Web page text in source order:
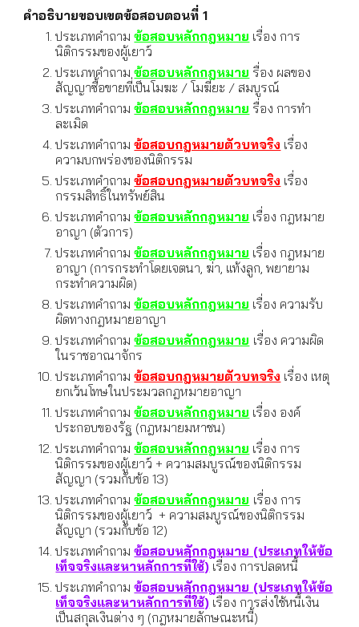
คำอธิบายขอบเขตข้อสอบตอนที่ 1
ประเภทคำถามข้อสอบหลักกฎหมาย เรื่อง การ
นิติกรรมของผู้เยาว์
ประเภทคำถามข้อสอบหลักกฎหมาย รื่อง ผลของ
สัญญาซื้อขายที่เป็นโมฆะ / โมฆียะ / สมบูรณ์
ประเภทคำถามข้อสอบหลักกฎหมาย รื่อง การทำ
ละเมิด
ประเภทคำถามข้อสอบกฎหมายตัวบทจริง เรื่อง
ความบกพร่องของนิติกรรม
ประเภทคำถามข้อสอบกฎหมายตัวบทจริง เรื่อง
กรรมสิทธิ์ในทรัพย์สิน
ประเภทคำถามข้อสอบหลักกฎหมาย เรื่อง กฎหมาย
อาญา (ตัวการ)
ประเภทคำถามข้อสอบหลักกฎหมาย เรื่อง กฎหมาย
อาญา (การกระทำโดยเจตนา, ฆ่า, แท้งลูก, พยายาม
กระทำความผิด)
ประเภทคำถามข้อสอบหลักกฎหมาย เรื่อง ความรับ
ผิดทางกฎหมายอาญา
ประเภทคำถามข้อสอบหลักกฎหมาย เรื่อง ความผิด
ในราชอาณาจักร
ประเภทคำถามข้อสอบกฎหมายตัวบทจริง เรื่อง เหตุ
ยกเว้นโทษในประมวลกฎหมายอาญา
ประเภทคำถามข้อสอบหลักกฎหมาย เรื่อง องค์
ประกอบของรัฐ (กฎหมายมหาชน)
ประเภทคำถามข้อสอบหลักกฎหมาย เรื่อง การ
นิติกรรมของผู้เยาว์ + ความสมบูรณ์ของนิติกรรม
สัญญา (รวมกับข้อ 13)
ประเภทคำถามข้อสอบหลักกฎหมาย เรื่อง การ
นิติกรรมของผู้เยาว์ + ความสมบูรณ์ของนิติกรรม
สัญญา (รวมกับข้อ 12)
ประเภทคำถามข้อสอบหลักกฎหมาย (ประเภทให้ข้อ
เท็จจริงและหาหลักการที่ใช้) เรื่อง การปลดหนี้
ประเภทคำถามข้อสอบหลักกฎหมาย (ประเภทให้ข้อ
เท็จจริงและหาหลักการที่ใช้) เรื่อง การส่งใช้หนี้เงิน
เป็นสกุลเงินต่าง ๆ (กฎหมายลักษณะหนี้)